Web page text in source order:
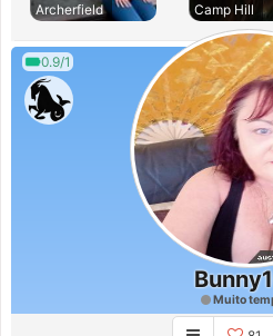
Archerfield
Camp Hill
0.9/1
Muito